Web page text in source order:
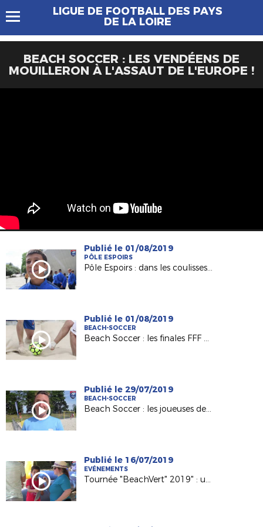
LIGUE DE FOOTBALL DES PAYS
DE LA LOIRE
BEACH SOCCER : LES VENDÉENS DE
MOUILLERON À L'ASSAUT DE L'EUROPE !
Publié le 01/08/2019
PÔLE ESPOIRS
Pôle Espoirs : dans les coulisses du clip des 2004 !
Publié le 01/08/2019
BEACH-SOCCER
Beach Soccer : les finales FFF en Vendée ce week-end !
Publié le 29/07/2019
BEACH-SOCCER
Beach Soccer : les joueuses de La Roche ESOF en finale !
Publié le 16/07/2019
EVÉNEMENTS
Tournée "BeachVert" 2019" : une belle première semaine !